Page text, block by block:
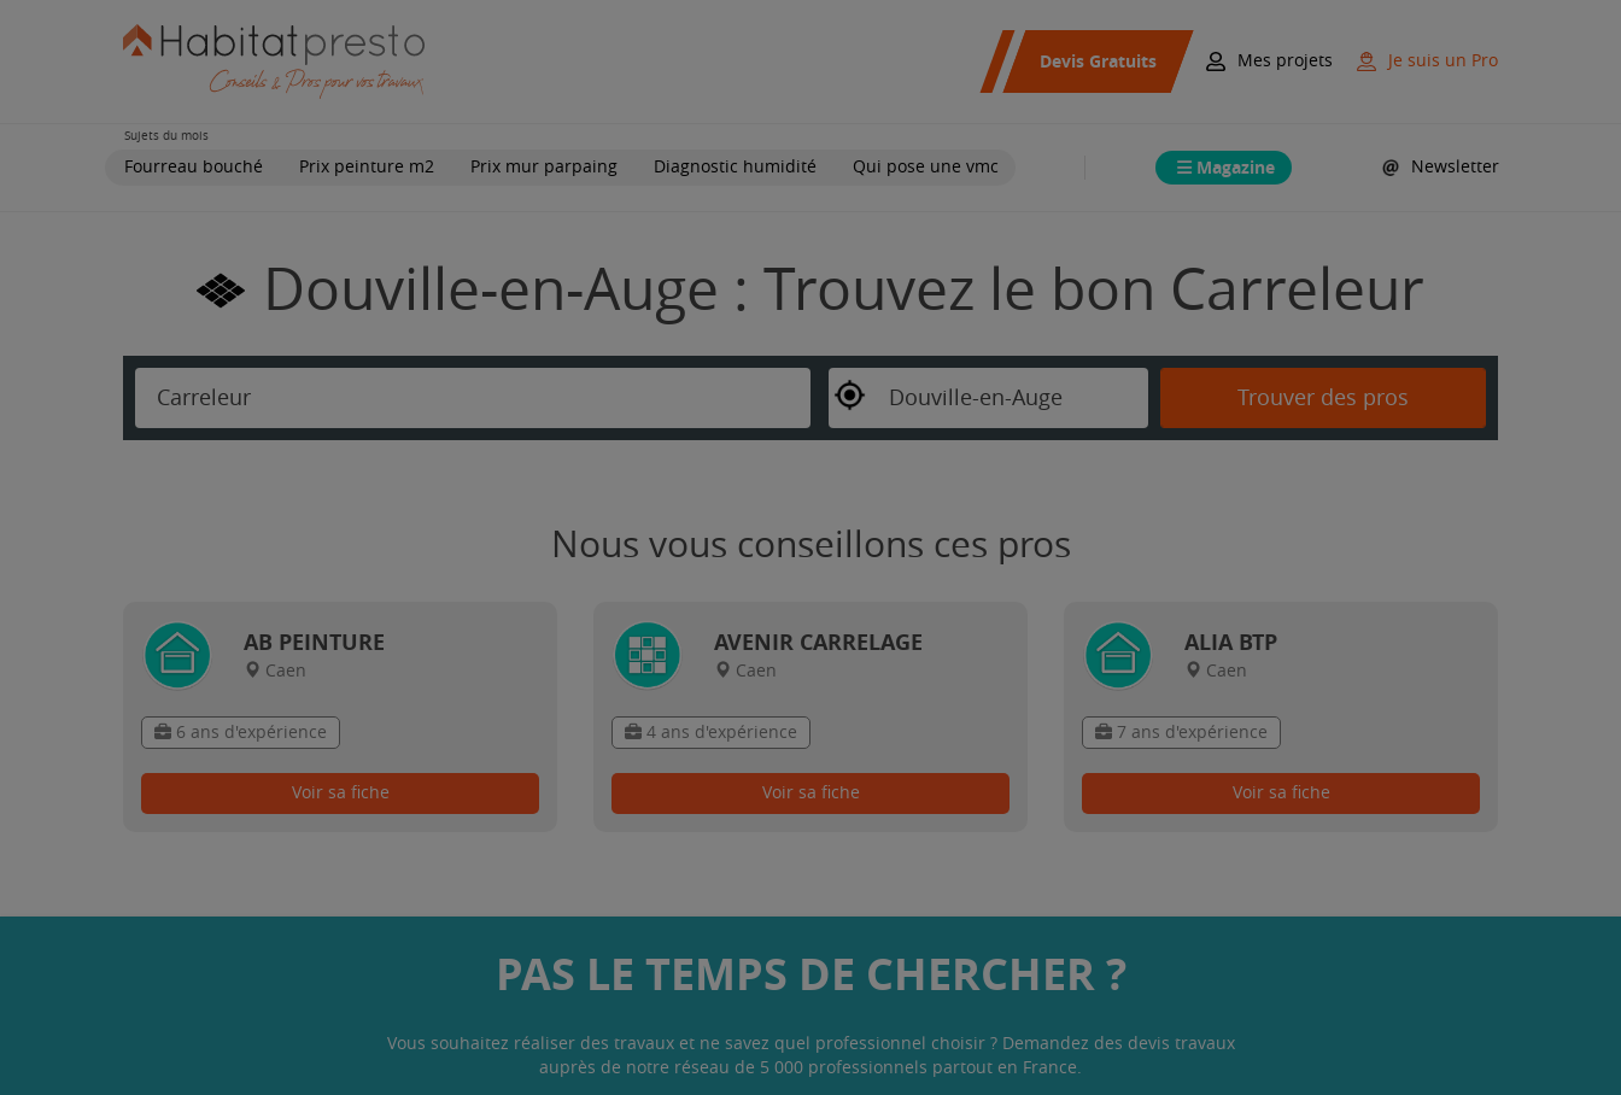
Devis Gratuits Mes projets Je suis un Pro
Sujets du mois
Fourreau bouché Prix peinture m2 Prix mur parpaing Diagnostic humidité Qui pose une vmc Magazine Newsletter
Douville-en-Auge : Trouvez le bon Carreleur
Carreleur Douville-en-Auge Trouver des pros
Nous vous conseillons ces pros
AB PEINTURE
Caen
6 ans d'expérience
Voir sa fiche
AVENIR CARRELAGE
Caen
4 ans d'expérience
Voir sa fiche
ALIA BTP
Caen
7 ans d'expérience
Voir sa fiche
PAS LE TEMPS DE CHERCHER ?
Vous souhaitez réaliser des travaux et ne savez quel professionnel choisir ? Demandez des devis travaux
auprès de notre réseau de 5 000 professionnels partout en France.